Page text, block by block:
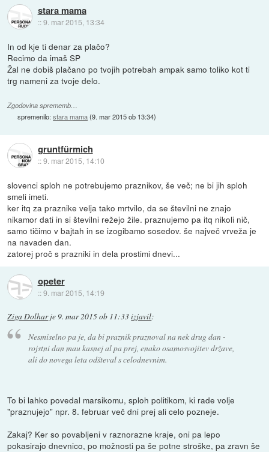
stara mama
::9. mar 2015, 13:34
In od kje ti denar za plačo?
Recimo da imaš SP
Žal ne dobiš plačano po tvojih potrebah ampak samo toliko kot ti
trg nameni za tvoje delo.
Zgodovina sprememb…
spremenilo:stara mama(9. mar 2015 ob 13:34)
gruntfürmich
::9. mar 2015, 14:10
slovenci sploh ne potrebujemo praznikov, še več; ne bi jih sploh
smeli imeti.
ker itq za praznike velja tako mrtvilo, da se številni ne znajo
nikamor dati in si številni režejo žile. praznujemo pa itq nikoli nič,
samo tičimo v bajtah in se izogibamo sosedov. še največ vrveža je
na navaden dan.
zatorej proč s prazniki in dela prostimi dnevi...
opeter
::9. mar 2015, 14:19
Ziga Dolharje9. mar 2015 ob 11:33izjavil:
Nesmiselno pa je, da bi praznik praznoval na nek drug dan -
rojstni dan mau kasnej al pa prej, enako osamosvojitev države,
ali do novega leta odšteval s celodnevnim.
To bi lahko povedal marsikomu, sploh politikom, ki rade volje
"praznujejo" npr. 8. februar več dni prej ali celo pozneje.
Zakaj? Ker so povabljeni v raznorazne kraje, oni pa lepo
pokasirajo dnevnico, po možnosti pa še potne stroške, pa zravn še